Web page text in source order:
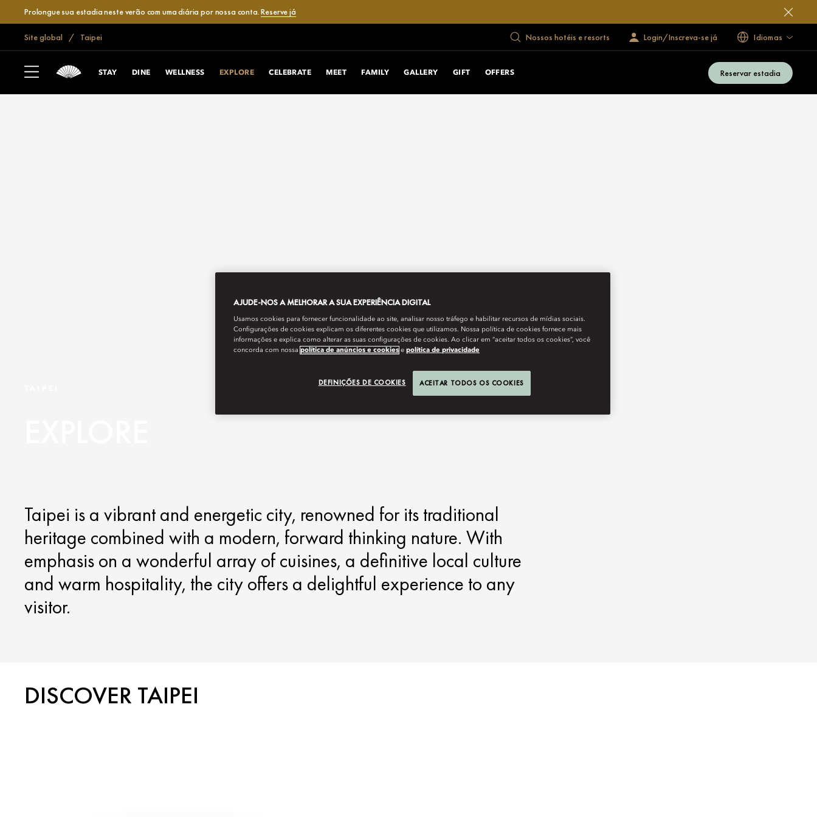
Prolongue sua estadia neste verão com uma diária por nossa conta.Reserve já
Site global Taipei Nossos hotéis e resorts Login/Inscreva-se já Idiomas
STAY DINE WELLNESS EXPLORE CELEBRATE MEET FAMILY GALLERY GIFT OFFERS Reservar estadia
Taipei is a vibrant and energetic city, renowned for its traditional
heritage combined with a modern, forward thinking nature. With
emphasis on a wonderful array of cuisines, a definitive local culture
and warm hospitality, the city offers a delightful experience to any
visitor.
DISCOVER TAIPEI
AJUDE-NOS A MELHORAR A SUA EXPERIÊNCIA DIGITAL
Usamos cookies para fornecer funcionalidade ao site, analisar nosso tráfego e habilitar recursos de mídias sociais.
Configurações de cookies explicam os diferentes cookies que utilizamos. Nossa política de cookies fornece mais
informações e explica como alterar as suas configurações de cookies. Ao clicar em “aceitar todos os cookies”, você
concorda com nossa política de anúncios e cookies e política de privacidade
DEFINIÇÕES DE COOKIES ACEITAR TODOS OS COOKIES